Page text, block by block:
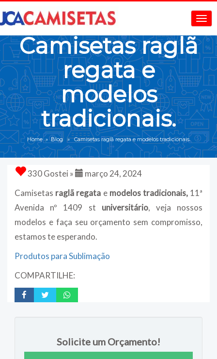
Camisetas raglã
regata e
modelos
tradicionais.
Home»Blog» Camisetas raglã regata e modelos tradicionais.
330 Gostei »
março 24, 2024
Camisetas raglã regata e modelos tradicionais,11ª
Avenida nº 1409 st universitário, veja nossos
modelos e faça seu orçamento sem compromisso,
estamos te esperando.
Produtos para Sublimação
COMPARTILHE:
Solicite um Orçamento!